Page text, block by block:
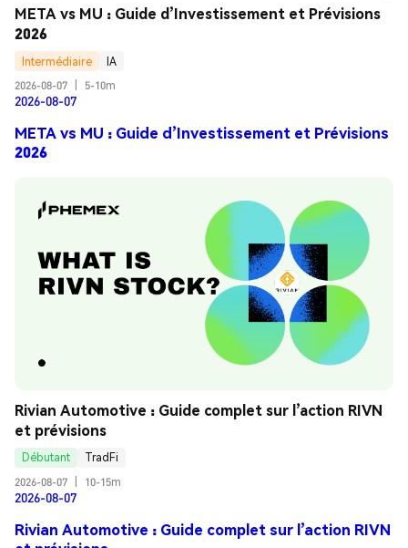
META vs MU : Guide d’Investissement et Prévisions
2026
Intermédiaire
IA
2026-08-07
5-10m
2026-08-07
META vs MU : Guide d’Investissement et Prévisions
2026
Rivian Automotive : Guide complet sur l’action RIVN
et prévisions
Débutant
TradFi
2026-08-07
10-15m
2026-08-07
Rivian Automotive : Guide complet sur l’action RIVN